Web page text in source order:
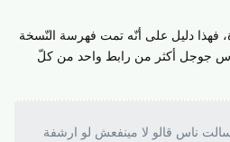
دليل على أنّه تمت فهرسة النّسخة
جوجل أكثر من رابط واحد من كلّ
ناس قالو لا مينفعش لو ارشفة